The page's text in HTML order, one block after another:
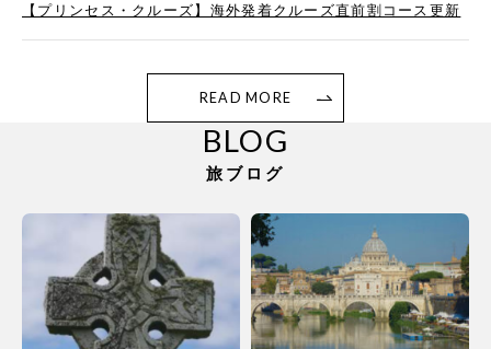
【プリンセス・クルーズ】海外発着クルーズ直前割コース更新
READ MORE
BLOG
旅ブログ